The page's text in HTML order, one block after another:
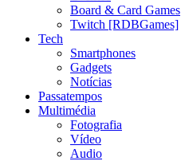
Board & Card Games
Twitch [RDBGames]
Tech
Smartphones
Gadgets
Notícias
Passatempos
Multimédia
Fotografia
Vídeo
Audio